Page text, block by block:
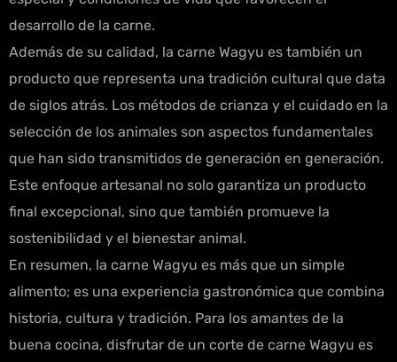
desarrollo de la carne.
Además de su calidad, la carne Wagyu es también un
producto que representa una tradición cultural que data
de siglos atrás. Los métodos de crianza y el cuidado en la
selección de los animales son aspectos fundamentales
que han sido transmitidos de generación en generación.
Este enfoque artesanal no solo garantiza un producto
final excepcional, sino que también promueve la
sostenibilidad y el bienestar animal.
En resumen, la carne Wagyu es más que un simple
alimento; es una experiencia gastronómica que combina
historia, cultura y tradición. Para los amantes de la
buena cocina, disfrutar de un corte de carne Wagyu es